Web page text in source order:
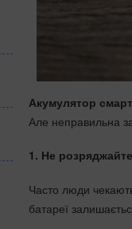
Акумулятор
Але неправильна
1. Не
Часто люди
батареї